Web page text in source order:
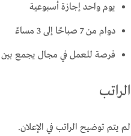
يوم واحد إجازة أسبوعية
دوام من 7 صباحًا إلى 3 مساءً
فرصة للعمل في مجال يجمع بين
الراتب
لم يتم توضيح الراتب في الإعلان.